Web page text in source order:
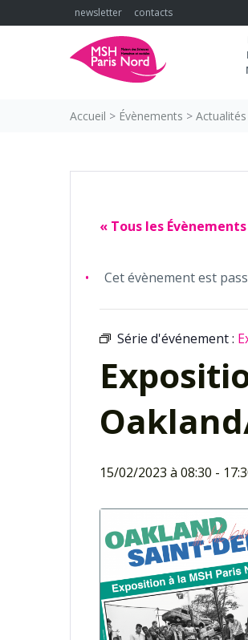
to
newsletter contacts
Accueil > Évènements > Actualités
« Tous les Évènements
Cet évènement est
Série d'événement :
15/02/2023 à 08:30 -